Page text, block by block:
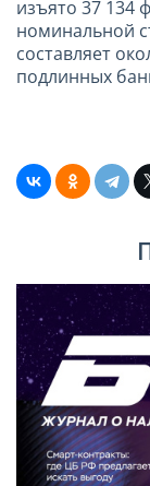
изъято 37 134
номинальной
составляет
подлинных